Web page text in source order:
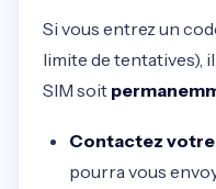
Si vous entrez un
limite de tentatives),
SIM soit
Contactez
pourra vous